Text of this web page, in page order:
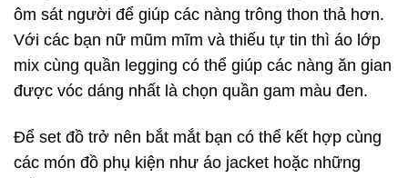
ôm sát người để giúp các nàng trông thon thả hơn.
Với các bạn nữ mũm mĩm và thiếu tự tin thì áo lớp
mix cùng quần legging có thể giúp các nàng ăn gian
được vóc dáng nhất là chọn quần gam màu đen.
Để set đồ trở nên bắt mắt bạn có thể kết hợp cùng
các món đồ phụ kiện như áo jacket hoặc những